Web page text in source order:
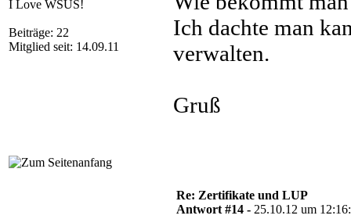
I Love WSUS!
Beiträge: 22
Mitglied seit: 14.09.11
Ich dachte man
verwalten.
Gruß
Re: Zertifikate und LUP
Antwort #14 - 25.10.12 um